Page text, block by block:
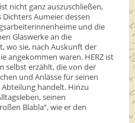
nicht ganz auszuschließen,
Aumeier dessen
und die
Glaswerke an die
wo sie, nach Auskunft der
angekommen waren. HERZ ist
selbst erzählt, die von der
und Anlässe für seinen
handelt. Hinzu
seinen
Blabla“, wie er den